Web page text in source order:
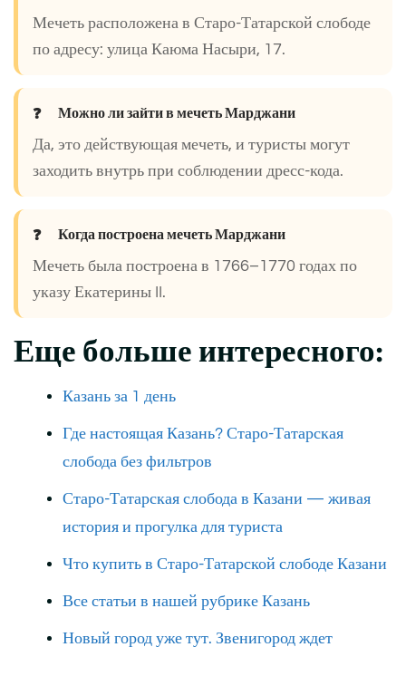
Мечеть расположена в Старо-Татарской слободе
по адресу: улица Каюма Насыри, 17.
Можно ли зайти в мечеть Марджани
Да, это действующая мечеть, и туристы могут
заходить внутрь при соблюдении дресс-кода.
Когда построена мечеть Марджани
Мечеть была построена в 1766–1770 годах по
указу Екатерины II.
Еще больше интересного:
Казань за 1 день
Где настоящая Казань? Старо-Татарская
слобода без фильтров
Старо-Татарская слобода в Казани — живая
история и прогулка для туриста
Что купить в Старо-Татарской слободе Казани
Все статьи в нашей рубрике Казань
Новый город уже тут. Звенигород ждет